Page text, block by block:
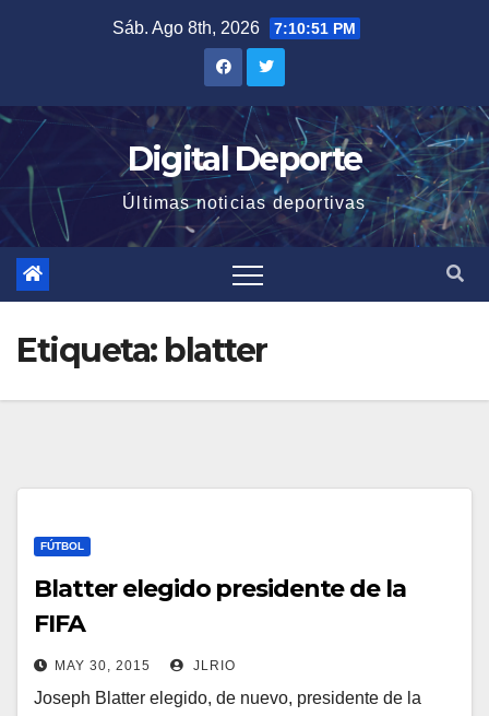
Sáb. Ago 8th, 2026 7:10:52 PM
Digital Deporte
Últimas noticias deportivas
Etiqueta: blatter
FÚTBOL
Blatter elegido presidente de la
FIFA
MAY 30, 2015 JLRIO
Joseph Blatter elegido, de nuevo, presidente de la